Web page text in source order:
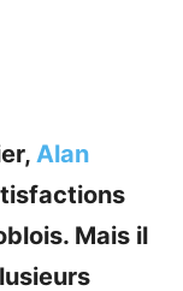
Alan
Mais il